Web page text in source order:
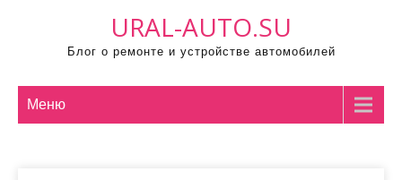
URAL-AUTO.SU
Блог о ремонте и устройстве автомобилей
Меню